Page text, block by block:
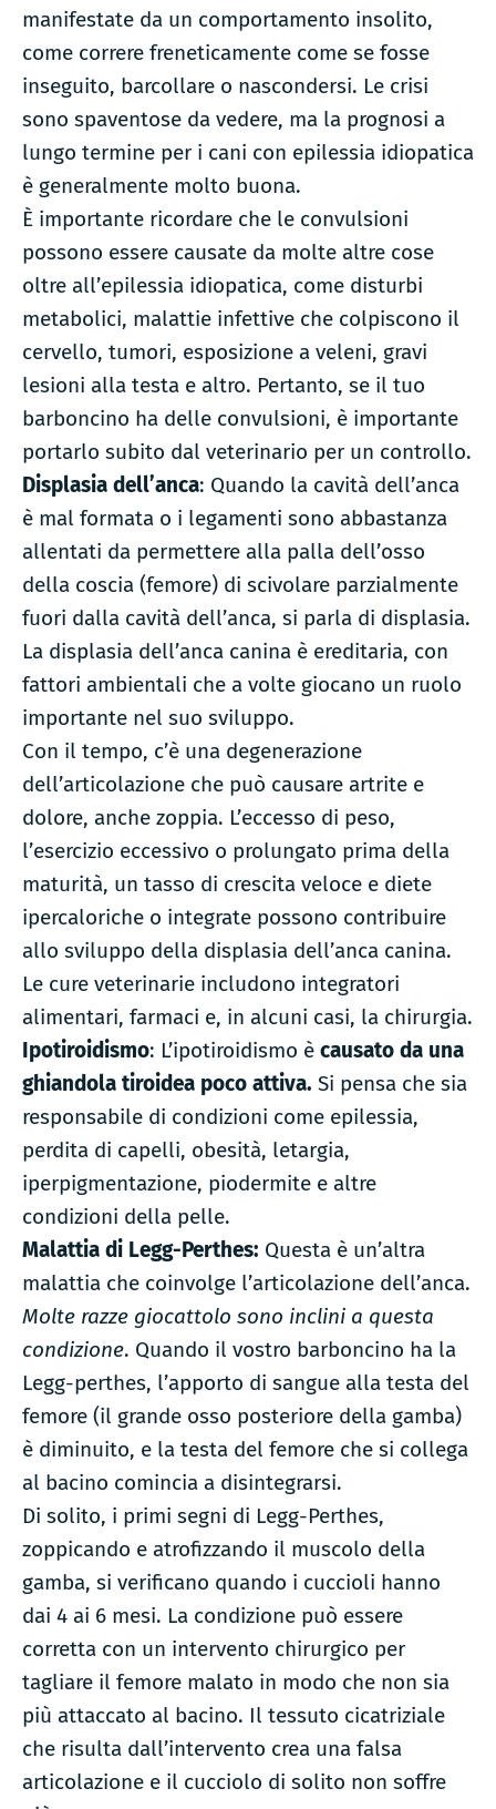
manifestate da un comportamento insolito,
come correre freneticamente come se fosse
inseguito, barcollare o nascondersi. Le crisi
sono spaventose da vedere, ma la prognosi a
lungo termine per i cani con epilessia idiopatica
è generalmente molto buona.
È importante ricordare che le convulsioni
possono essere causate da molte altre cose
oltre all’epilessia idiopatica, come disturbi
metabolici, malattie infettive che colpiscono il
cervello, tumori, esposizione a veleni, gravi
lesioni alla testa e altro. Pertanto, se il tuo
barboncino ha delle convulsioni, è importante
portarlo subito dal veterinario per un controllo.
Displasia dell’anca: Quando la cavità dell’anca
è mal formata o i legamenti sono abbastanza
allentati da permettere alla palla dell’osso
della coscia (femore) di scivolare parzialmente
fuori dalla cavità dell’anca, si parla di displasia.
La displasia dell’anca canina è ereditaria, con
fattori ambientali che a volte giocano un ruolo
importante nel suo sviluppo.
Con il tempo, c’è una degenerazione
dell’articolazione che può causare artrite e
dolore, anche zoppia. L’eccesso di peso,
l’esercizio eccessivo o prolungato prima della
maturità, un tasso di crescita veloce e diete
ipercaloriche o integrate possono contribuire
allo sviluppo della displasia dell’anca canina.
Le cure veterinarie includono integratori
alimentari, farmaci e, in alcuni casi, la chirurgia.
Ipotiroidismo: L’ipotiroidismo è causato da una
ghiandola tiroidea poco attiva. Si pensa che sia
responsabile di condizioni come epilessia,
perdita di capelli, obesità, letargia,
iperpigmentazione, piodermite e altre
condizioni della pelle.
Malattia di Legg-Perthes: Questa è un’altra
malattia che coinvolge l’articolazione dell’anca.
Molte razze giocattolo sono inclini a questa
condizione. Quando il vostro barboncino ha la
Legg-perthes, l’apporto di sangue alla testa del
femore (il grande osso posteriore della gamba)
è diminuito, e la testa del femore che si collega
al bacino comincia a disintegrarsi.
Di solito, i primi segni di Legg-Perthes,
zoppicando e atrofizzando il muscolo della
gamba, si verificano quando i cuccioli hanno
dai 4 ai 6 mesi. La condizione può essere
corretta con un intervento chirurgico per
tagliare il femore malato in modo che non sia
più attaccato al bacino. Il tessuto cicatriziale
che risulta dall’intervento crea una falsa
articolazione e il cucciolo di solito non soffre